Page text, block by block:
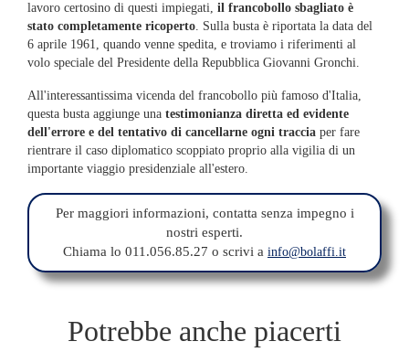
lavoro certosino di questi impiegati, il francobollo sbagliato è
stato completamente ricoperto. Sulla busta è riportata la data del
6 aprile 1961, quando venne spedita, e troviamo i riferimenti al
volo speciale del Presidente della Repubblica Giovanni Gronchi.
All'interessantissima vicenda del francobollo più famoso d'Italia,
questa busta aggiunge una testimonianza diretta ed evidente
dell'errore e del tentativo di cancellarne ogni traccia per fare
rientrare il caso diplomatico scoppiato proprio alla vigilia di un
importante viaggio presidenziale all'estero.
Per maggiori informazioni, contatta senza impegno i
nostri esperti.
Chiama lo 011.056.85.27 o scrivi a info@bolaffi.it
Potrebbe anche piacerti